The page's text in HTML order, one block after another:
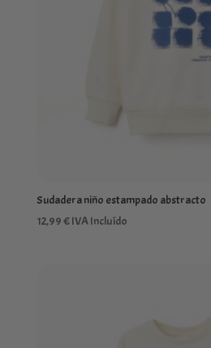
Sudadera niño estampado abstracto
12,99€IVA Incluído